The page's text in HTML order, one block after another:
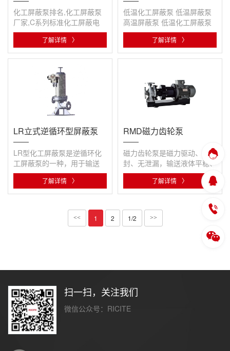
化工屏蔽泵排名,化工屏蔽泵
厂家,C系列标准化工屏蔽电
泵,屏蔽泵
了解详情 〉
低温化工屏蔽泵 低温屏蔽泵
高温屏蔽泵 低温化工屏蔽泵
Z系列标准化工屏蔽泵 化工屏
了解详情 〉
LR立式逆循环型屏蔽泵
LR型化工屏蔽泵是逆循环化
工屏蔽泵的一种，用于输送
LNG（液化天然气）和
LPG（液化石油···
了解详情 〉
RMD磁力齿轮泵
磁力齿轮泵是磁力驱动、全密
封、无泄漏，输送液体平稳、
无脉动、振动小、噪音低。
了解详情 〉
<< 1 2 1/2 >>
扫一扫，关注我们
微信公众号：RICITE